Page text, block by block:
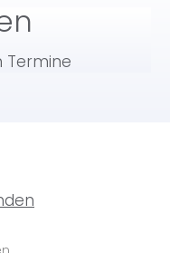
Termine